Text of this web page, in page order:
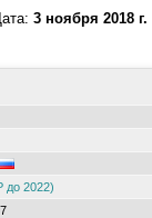
3 ноября 2018 г.
до 2022)